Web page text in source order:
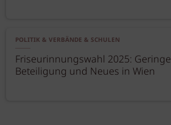
POLITIK & VERBÄNDE & SCHULEN
Friseurinnungswahl 2025: Geringe
Beteiligung und Neues in Wien